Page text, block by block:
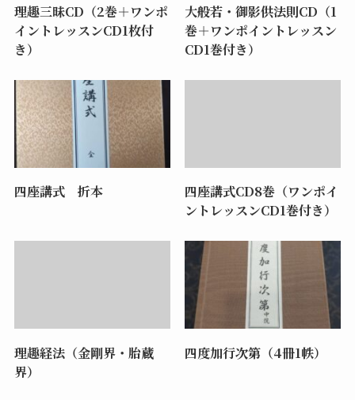
理趣三昧CD（2巻＋ワンポ
イントレッスンCD1枚付
き）
大般若・御影供法則CD（1
巻＋ワンポイントレッスン
CD1巻付き）
四座講式 折本
四座講式CD8巻（ワンポイ
ントレッスンCD1巻付き）
理趣経法（金剛界・胎蔵
界）
四度加行次第（4冊1帙）